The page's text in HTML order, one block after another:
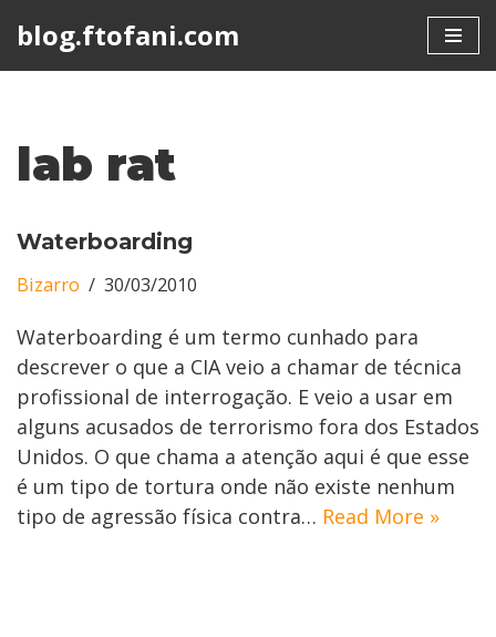
blog.ftofani.com
lab rat
Waterboarding
Bizarro 30/03/2010
Waterboarding é um termo cunhado para
descrever o que a CIA veio a chamar de técnica
profissional de interrogação. E veio a usar em
alguns acusados de terrorismo fora dos Estados
Unidos. O que chama a atenção aqui é que esse
é um tipo de tortura onde não existe nenhum
tipo de agressão física contra… Read More »